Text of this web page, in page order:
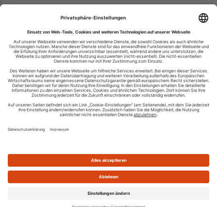
Ihren RSS-Feed veröffentlichen
RSS-Verzeichnis.de © 2003-2026
Impressum
Kontakt
Datenschutzinformation
Cookie-Einstellungen
Was ist ein RSS Feed?
Die besten RSS Reader
101-200|200-300